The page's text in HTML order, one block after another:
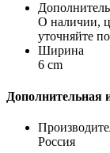
О наличии,
уточняйте
Ширина
6 cm
Дополнительная
Россия